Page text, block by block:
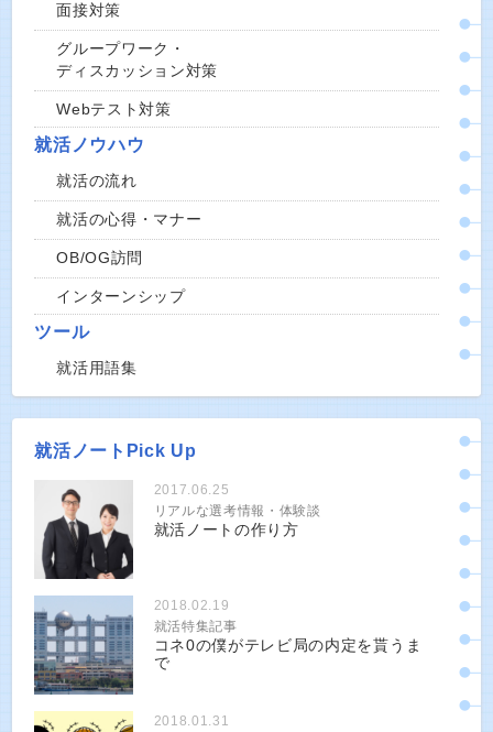
面接対策
グループワーク・
ディスカッション対策
Webテスト対策
就活ノウハウ
就活の流れ
就活の心得・マナー
OB/OG訪問
インターンシップ
ツール
就活用語集
就活ノートPick Up
2017.06.25
リアルな選考情報・体験談
就活ノートの作り方
2018.02.19
就活特集記事
コネ0の僕がテレビ局の内定を貰うま
で
2018.01.31